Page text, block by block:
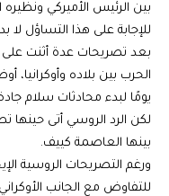
بين الرئيس الأميركي ونظيره
للإجابة على هذا التساؤل لا
بعد تصريحات عدة أثنت
يومًا لبدء محادثات سلام
لكن الرد الروسي أتى حينها
بينها العاصمة كييف.
ورغم التصريحات الروسية
للتفاوض مع الجانب